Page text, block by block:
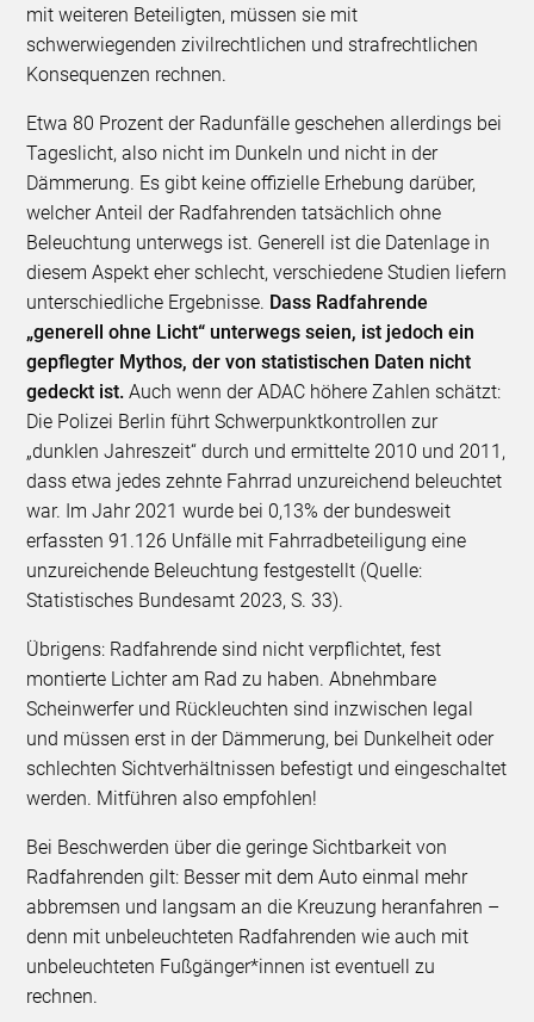
mit weiteren Beteiligten, müssen sie mit
schwerwiegenden zivilrechtlichen und strafrechtlichen
Konsequenzen rechnen.
Etwa 80 Prozent der Radunfälle geschehen allerdings bei
Tageslicht, also nicht im Dunkeln und nicht in der
Dämmerung. Es gibt keine offizielle Erhebung darüber,
welcher Anteil der Radfahrenden tatsächlich ohne
Beleuchtung unterwegs ist. Generell ist die Datenlage in
diesem Aspekt eher schlecht, verschiedene Studien liefern
unterschiedliche Ergebnisse. Dass Radfahrende
„generell ohne Licht“ unterwegs seien, ist jedoch ein
gepflegter Mythos, der von statistischen Daten nicht
gedeckt ist. Auch wenn der ADAC höhere Zahlen schätzt:
Die Polizei Berlin führt Schwerpunktkontrollen zur
„dunklen Jahreszeit“ durch und ermittelte 2010 und 2011,
dass etwa jedes zehnte Fahrrad unzureichend beleuchtet
war. Im Jahr 2021 wurde bei 0,13% der bundesweit
erfassten 91.126 Unfälle mit Fahrradbeteiligung eine
unzureichende Beleuchtung festgestellt (Quelle:
Statistisches Bundesamt 2023, S. 33).
Übrigens: Radfahrende sind nicht verpflichtet, fest
montierte Lichter am Rad zu haben. Abnehmbare
Scheinwerfer und Rückleuchten sind inzwischen legal
und müssen erst in der Dämmerung, bei Dunkelheit oder
schlechten Sichtverhältnissen befestigt und eingeschaltet
werden. Mitführen also empfohlen!
Bei Beschwerden über die geringe Sichtbarkeit von
Radfahrenden gilt: Besser mit dem Auto einmal mehr
abbremsen und langsam an die Kreuzung heranfahren –
denn mit unbeleuchteten Radfahrenden wie auch mit
unbeleuchteten Fußgänger*innen ist eventuell zu
rechnen.